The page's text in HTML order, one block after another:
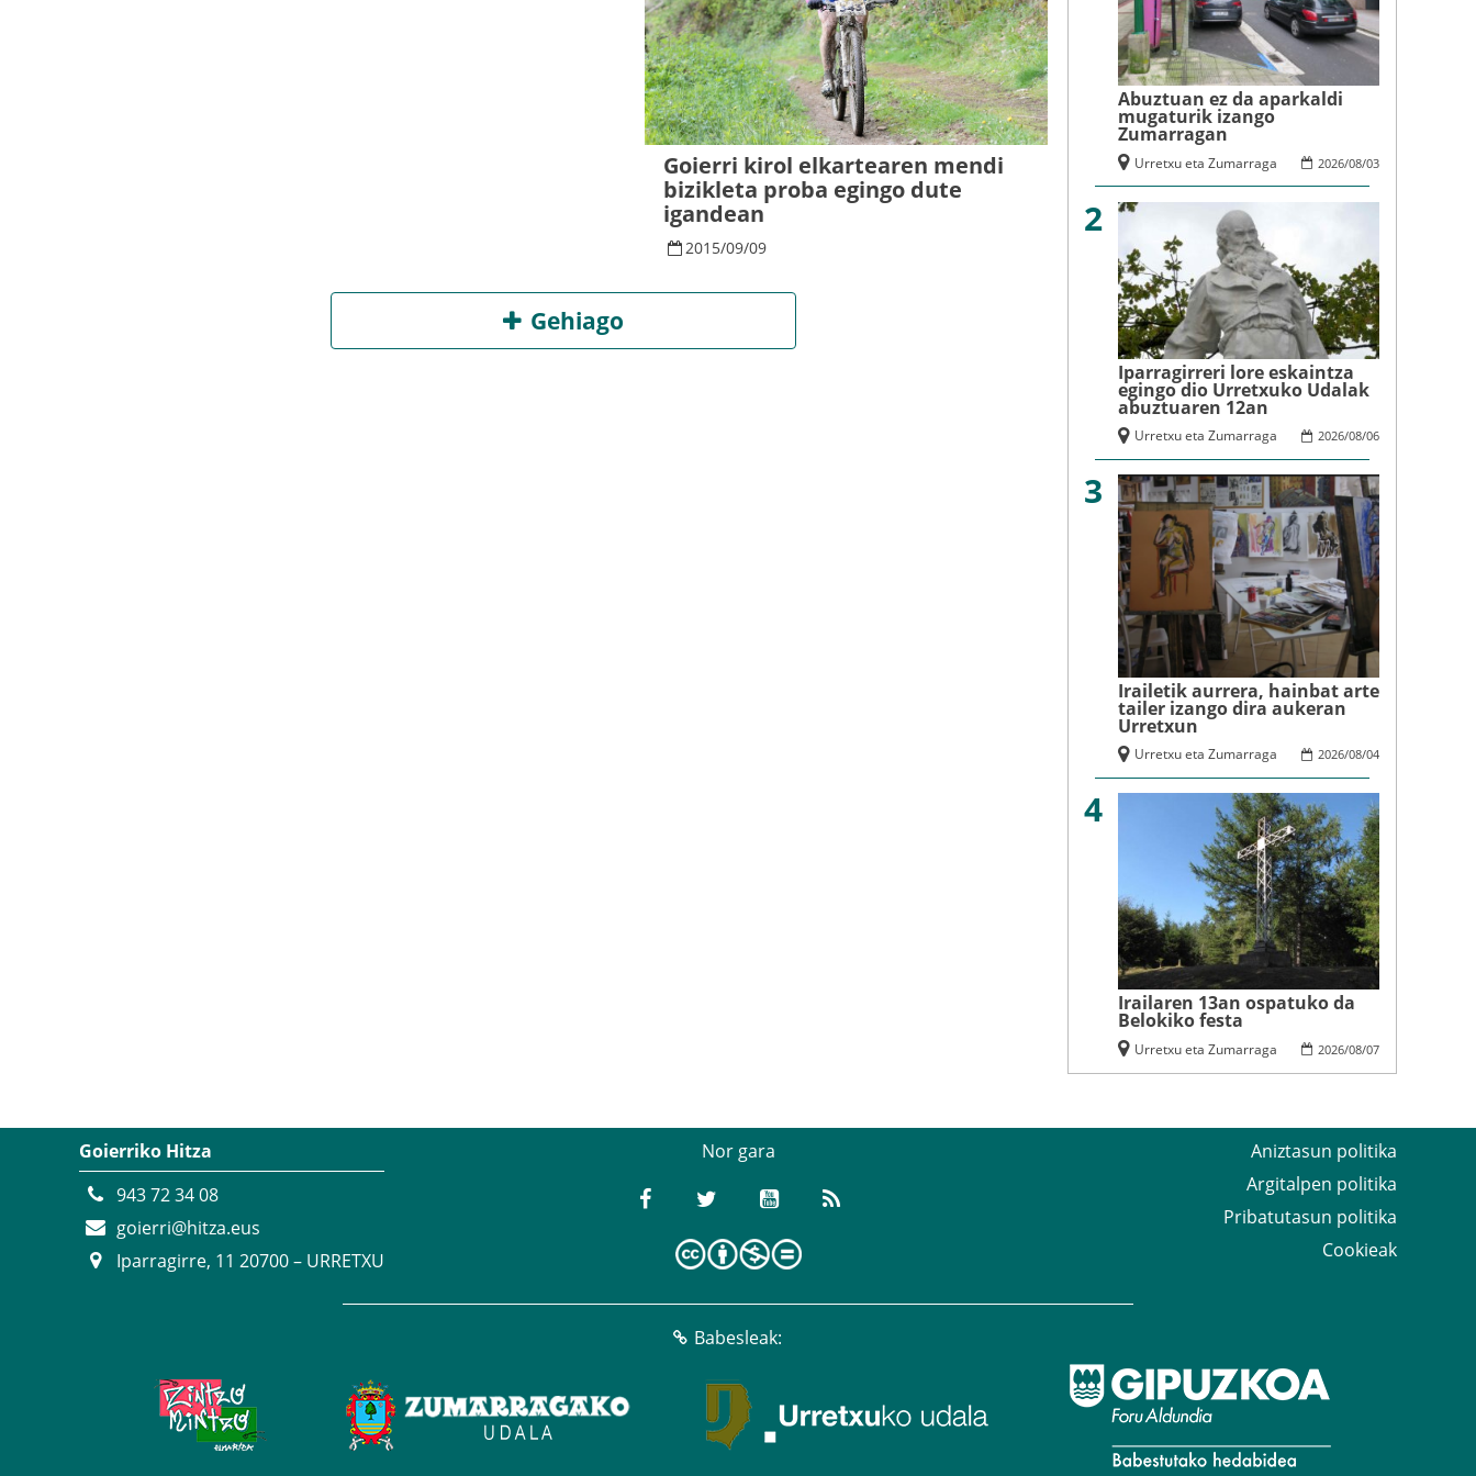
Goierri kirol elkartearen mendi
bizikleta proba egingo dute
igandean
2015/09/09
Gehiago
Abuztuan ez da aparkaldi
mugaturik izango
Zumarragan
2026/08/03
Urretxu eta Zumarraga
2
Iparragirreri lore eskaintza
egingo dio Urretxuko Udalak
abuztuaren 12an
2026/08/06
Urretxu eta Zumarraga
3
Irailetik aurrera, hainbat arte
tailer izango dira aukeran
Urretxun
2026/08/04
Urretxu eta Zumarraga
4
Irailaren 13an ospatuko da
Belokiko festa
2026/08/07
Urretxu eta Zumarraga
Goierriko Hitza
943 72 34 08
goierri@hitza.eus
Iparragirre, 11 20700 – URRETXU
Nor gara
Aniztasun politika
Argitalpen politika
Pribatutasun politika
Cookieak
Babesleak: